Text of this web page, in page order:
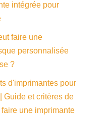
intégrée pour
faire une
personnalisée
?
d'imprimantes pour
Guide et critères de
une imprimante